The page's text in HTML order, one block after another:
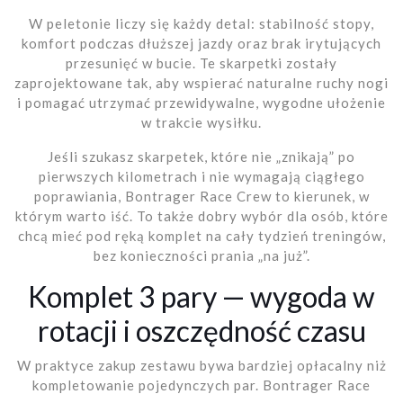
W peletonie liczy się każdy detal: stabilność stopy,
komfort podczas dłuższej jazdy oraz brak irytujących
przesunięć w bucie. Te skarpetki zostały
zaprojektowane tak, aby wspierać naturalne ruchy nogi
i pomagać utrzymać przewidywalne, wygodne ułożenie
w trakcie wysiłku.
Jeśli szukasz skarpetek, które nie „znikają” po
pierwszych kilometrach i nie wymagają ciągłego
poprawiania, Bontrager Race Crew to kierunek, w
którym warto iść. To także dobry wybór dla osób, które
chcą mieć pod ręką komplet na cały tydzień treningów,
bez konieczności prania „na już”.
Komplet 3 pary — wygoda w
rotacji i oszczędność czasu
W praktyce zakup zestawu bywa bardziej opłacalny niż
kompletowanie pojedynczych par. Bontrager Race